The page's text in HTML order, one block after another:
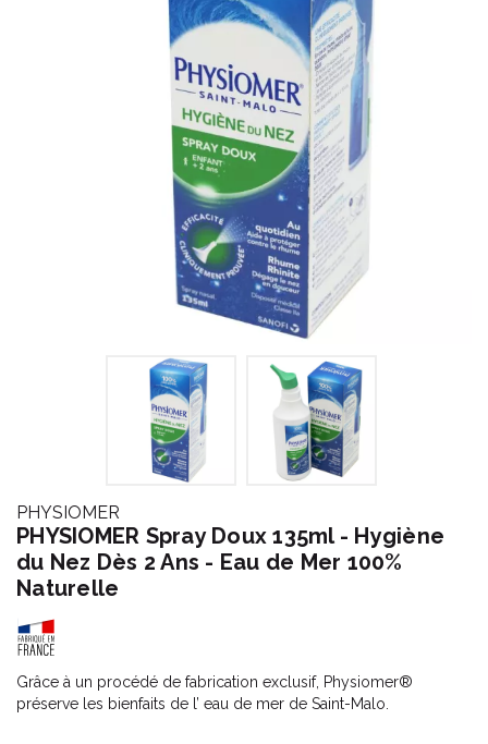
PHYSIOMER
PHYSIOMER Spray Doux 135ml - Hygiène
du Nez Dès 2 Ans - Eau de Mer 100%
Naturelle
Grâce à un procédé de fabrication exclusif, Physiomer®
préserve les bienfaits de l’ eau de mer de Saint-Malo.